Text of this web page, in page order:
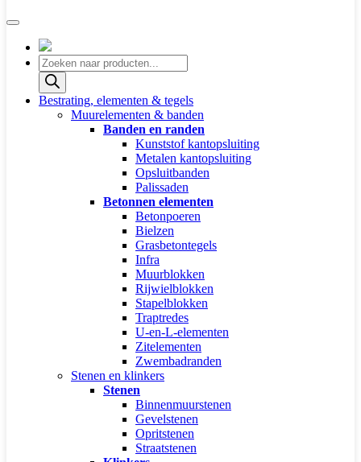
Producten
zoeken
Bestrating, elementen & tegels
Muurelementen & banden
Banden en randen
Kunststof kantopsluiting
Metalen kantopsluiting
Opsluitbanden
Palissaden
Betonnen elementen
Betonpoeren
Bielzen
Grasbetontegels
Infra
Muurblokken
Rijwielblokken
Stapelblokken
Traptredes
U-en-L-elementen
Zitelementen
Zwembadranden
Stenen en klinkers
Stenen
Binnenmuurstenen
Gevelstenen
Opritstenen
Straatstenen